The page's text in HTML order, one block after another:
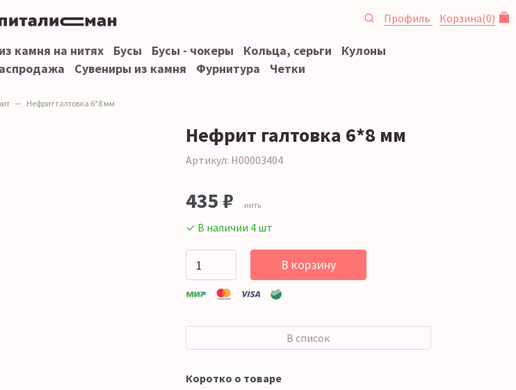
Профиль Корзина(0)
камня на нитях Бусы Бусы - чокеры Кольца, серьги
Кулоны
Сувениры из камня Фурнитура Четки
Нефрит галтовка 6*8 мм
Нефрит галтовка 6*8 мм
Артикул: Н00003404
435 ₽ нить
✓ В наличии 4 шт
В корзину
В список
Коротко о товаре